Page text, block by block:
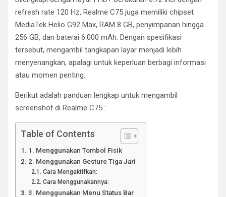
refresh rate 120 Hz, Realme C75 juga memiliki chipset
MediaTek Helio G92 Max, RAM 8 GB, penyimpanan hingga
256 GB, dan baterai 6.000 mAh. Dengan spesifikasi
tersebut, mengambil tangkapan layar menjadi lebih
menyenangkan, apalagi untuk keperluan berbagi informasi
atau momen penting.
Berikut adalah panduan lengkap untuk mengambil
screenshot di Realme C75 :
Table of Contents
1. Menggunakan Tombol Fisik
2. Menggunakan Gesture Tiga Jari
Cara Mengaktifkan:
Cara Menggunakannya:
3. Menggunakan Menu Status Bar